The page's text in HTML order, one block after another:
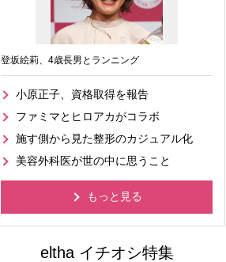
登坂絵莉、4歳長男とランニング
小原正子、資格取得を報告
ファミマとヒロアカがコラボ
施す側から見た整形のカジュアル化
美容外科医が世の中に思うこと
もっと見る